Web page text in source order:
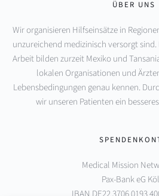
ÜBER UNS
Wir organisieren Hilfseinsätze in
unzureichend medizinisch versorgt
Arbeit bilden zurzeit Mexiko und
lokalen Organisationen und
Lebensbedingungen genau kennen.
wir unseren Patienten ein
Medical Mission
Pax-Bank eG